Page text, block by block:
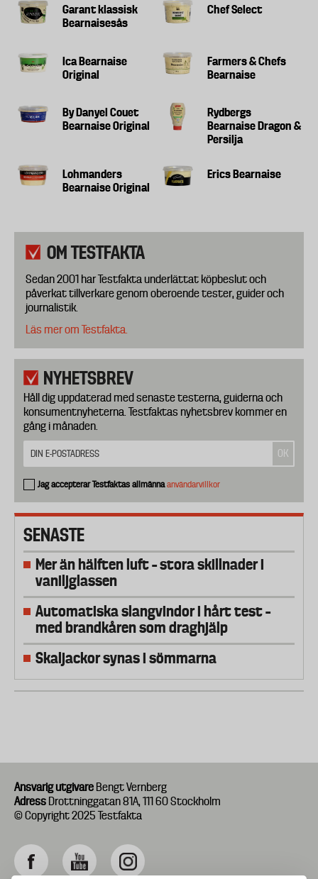
Garant klassisk
Bearnaisesås
Chef Select
Ica Bearnaise
Original
Farmers & Chefs
Bearnaise
By Danyel Couet
Bearnaise Original
Rydbergs
Bearnaise Dragon &
Persilja
Lohmanders
Bearnaise Original
Erics Bearnaise
OM TESTFAKTA
Sedan 2001 har Testfakta underlättat köpbeslut och
påverkat tillverkare genom oberoende tester, guider och
journalistik.
Läs mer om Testfakta.
NYHETSBREV
Håll dig uppdaterad med senaste testerna, guiderna och
konsumentnyheterna. Testfaktas nyhetsbrev kommer en
gång i månaden.
Jag accepterar Testfaktas allmännaanvändarvillkor
SENASTE
Mer än hälften luft – stora skillnader i
vaniljglassen
Automatiska slangvindor i hårt test –
med brandkåren som draghjälp
Skaljackor synas i sömmarna
Ansvarig utgivare Bengt Vernberg
Adress Drottninggatan 81A, 111 60 Stockholm
© Copyright 2025 Testfakta